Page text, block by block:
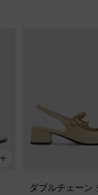
ダブルチェーン